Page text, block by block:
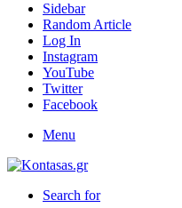
Sidebar
Random Article
Log In
Instagram
YouTube
Twitter
Facebook
Menu
Search for